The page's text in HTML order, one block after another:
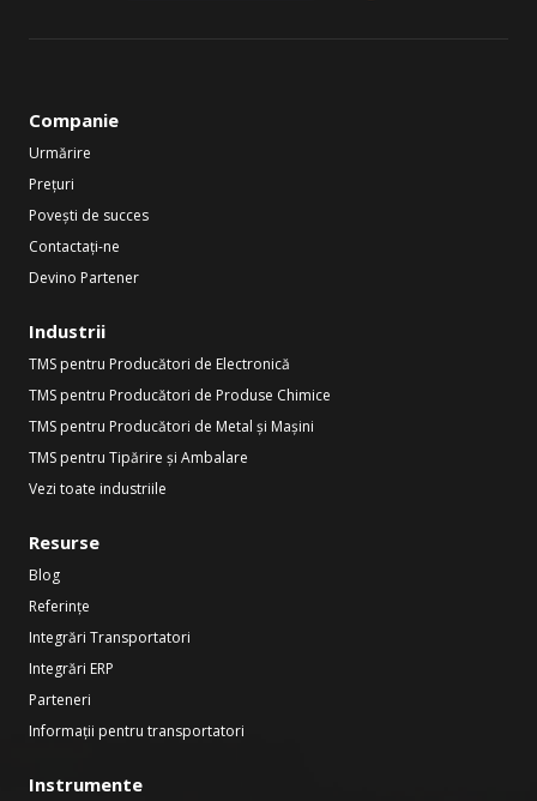
Companie
Urmărire
Prețuri
Povești de succes
Contactați-ne
Devino Partener
Industrii
TMS pentru Producători de Electronică
TMS pentru Producători de Produse Chimice
TMS pentru Producători de Metal și Mașini
TMS pentru Tipărire și Ambalare
Vezi toate industriile
Resurse
Blog
Referințe
Integrări Transportatori
Integrări ERP
Parteneri
Informații pentru transportatori
Instrumente